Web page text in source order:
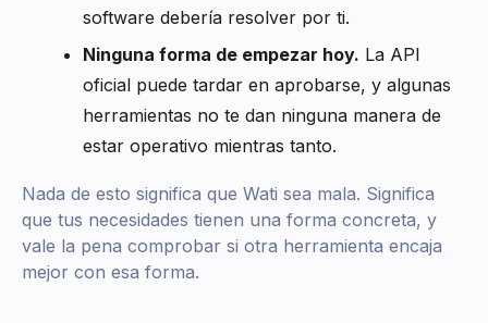
software debería resolver por ti.
Ninguna forma de empezar hoy. La API
oficial puede tardar en aprobarse, y algunas
herramientas no te dan ninguna manera de
estar operativo mientras tanto.
Nada de esto significa que Wati sea mala. Significa
que tus necesidades tienen una forma concreta, y
vale la pena comprobar si otra herramienta encaja
mejor con esa forma.